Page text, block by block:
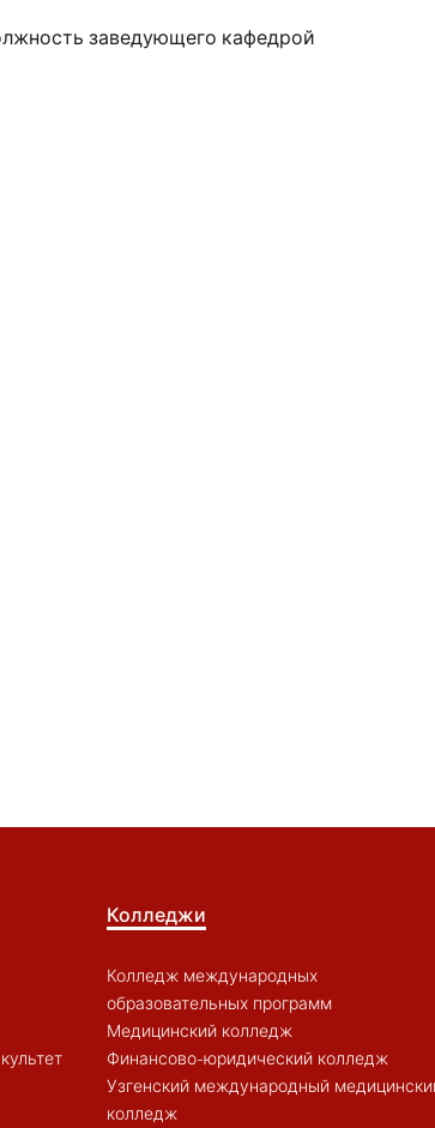
заведующего кафедрой
Колледжи
Колледж международных
образовательных программ
Медицинский колледж
Финансово-юридический колледж
Узгенский международный
колледж